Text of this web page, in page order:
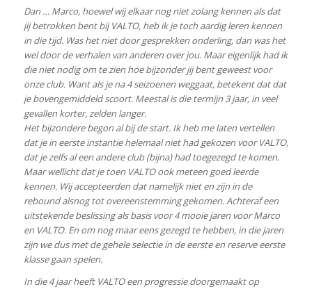
Dan … Marco, hoewel wij elkaar nog niet zolang kennen als dat
jij betrokken bent bij VALTO, heb ik je toch aardig leren kennen
in die tijd. Was het niet door gesprekken onderling, dan was het
wel door de verhalen van anderen over jou. Maar eigenlijk had ik
die niet nodig om te zien hoe bijzonder jij bent geweest voor
onze club. Want als je na 4 seizoenen weggaat, betekent dat dat
je bovengemiddeld scoort. Meestal is die termijn 3 jaar, in veel
gevallen korter, zelden langer.
Het bijzondere begon al bij de start. Ik heb me laten vertellen
dat je in eerste instantie helemaal niet had gekozen voor VALTO,
dat je zelfs al een andere club (bijna) had toegezegd te komen.
Maar wellicht dat je toen VALTO ook meteen goed leerde
kennen. Wij accepteerden dat namelijk niet en zijn in de
rebound alsnog tot overeenstemming gekomen. Achteraf een
uitstekende beslissing als basis voor 4 mooie jaren voor Marco
en VALTO. En om nog maar eens gezegd te hebben, in die jaren
zijn we dus met de gehele selectie in de eerste en reserve eerste
klasse gaan spelen.
In die 4 jaar heeft VALTO een progressie doorgemaakt op